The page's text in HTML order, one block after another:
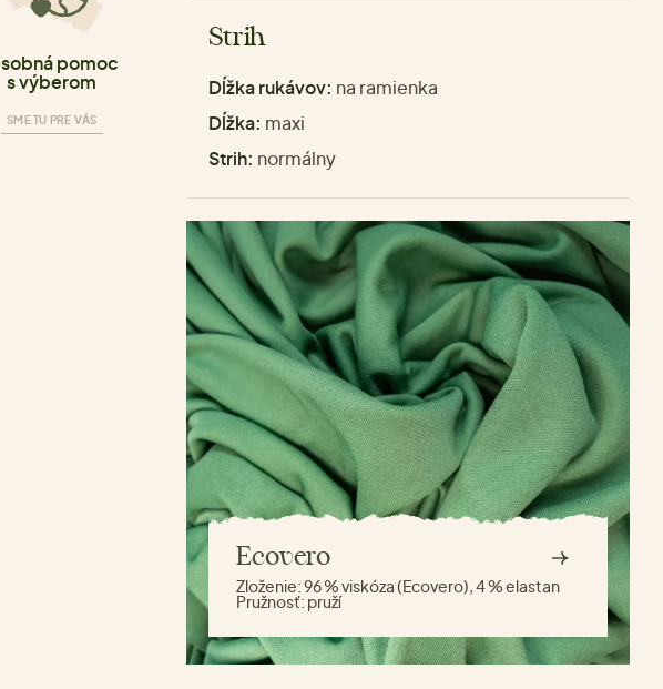
pomoc
s výberom
SME TU PRE VÁS
Strih
Dĺžka rukávov: na ramienka
Dĺžka: maxi
Strih: normálny
Ecovero
Zloženie:96 % viskóza (Ecovero), 4 % elastan
Pružnosť: pruží